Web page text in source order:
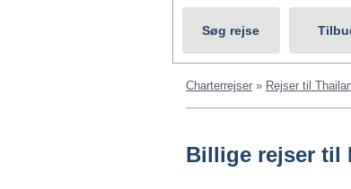
Søg rejse
Charterrejser » Rejser til
Billige rejser til